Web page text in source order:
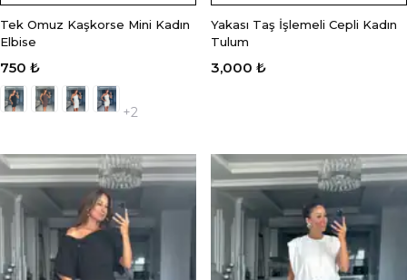
Tek Omuz Kaşkorse Mini Kadın
Elbise
750 ₺
+2
Yakası Taş İşlemeli Cepli Kadın
Tulum
3,000 ₺